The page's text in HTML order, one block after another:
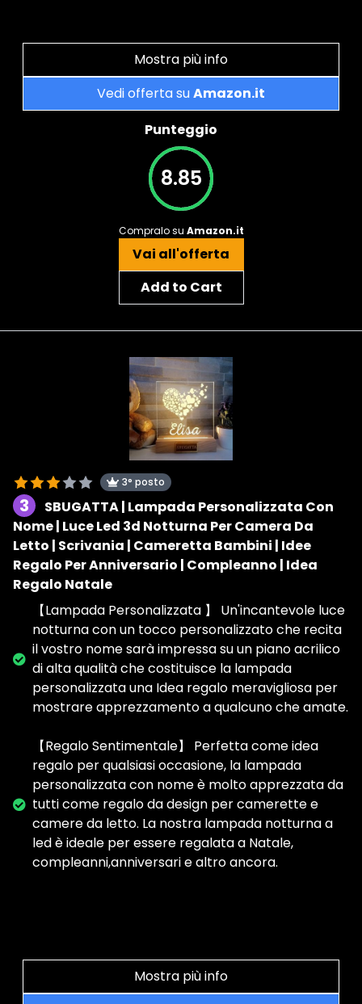
Mostra più info
Vedi offerta suAmazon.it
Punteggio
8.85
Compralo su Amazon.it
Vai all'offerta
Add to Cart
3° posto
3
SBUGATTA | Lampada Personalizzata Con
Nome | Luce Led 3d Notturna Per Camera Da
Letto | Scrivania | Cameretta Bambini | Idee
Regalo Per Anniversario | Compleanno | Idea
Regalo Natale
【Lampada Personalizzata 】 Un'incantevole luce
notturna con un tocco personalizzato che recita
il vostro nome sarà impressa su un piano acrilico
di alta qualità che costituisce la lampada
personalizzata una Idea regalo meravigliosa per
mostrare apprezzamento a qualcuno che amate.
【Regalo Sentimentale】 Perfetta come idea
regalo per qualsiasi occasione, la lampada
personalizzata con nome è molto apprezzata da
tutti come regalo da design per camerette e
camere da letto. La nostra lampada notturna a
led è ideale per essere regalata a Natale,
compleanni,anniversari e altro ancora.
Mostra più info